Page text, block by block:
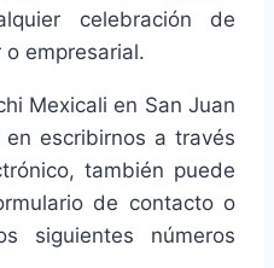
celebración de
empresarial.
Mexicali en San Juan
escribirnos a través
también puede
de contacto o
siguientes números